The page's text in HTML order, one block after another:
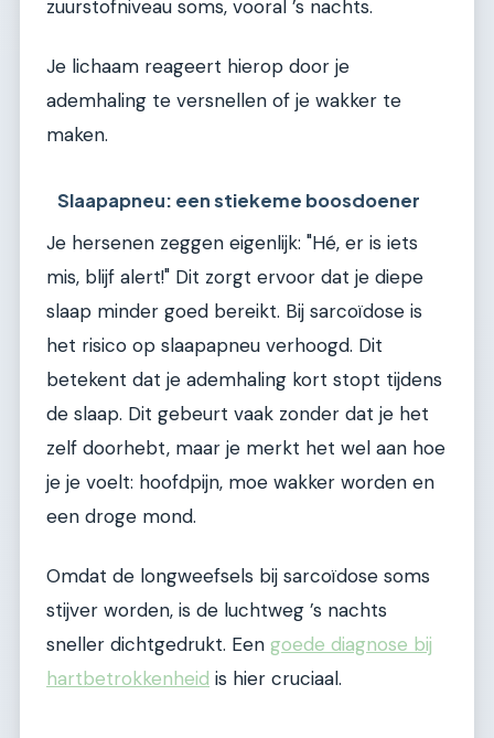
zuurstofniveau soms, vooral ’s nachts.
Je lichaam reageert hierop door je
ademhaling te versnellen of je wakker te
maken.
Slaapapneu: een stiekeme boosdoener
Je hersenen zeggen eigenlijk: "Hé, er is iets
mis, blijf alert!" Dit zorgt ervoor dat je diepe
slaap minder goed bereikt. Bij sarcoïdose is
het risico op slaapapneu verhoogd. Dit
betekent dat je ademhaling kort stopt tijdens
de slaap. Dit gebeurt vaak zonder dat je het
zelf doorhebt, maar je merkt het wel aan hoe
je je voelt: hoofdpijn, moe wakker worden en
een droge mond.
Omdat de longweefsels bij sarcoïdose soms
stijver worden, is de luchtweg ’s nachts
sneller dichtgedrukt. Een goede diagnose bij
hartbetrokkenheid is hier cruciaal.